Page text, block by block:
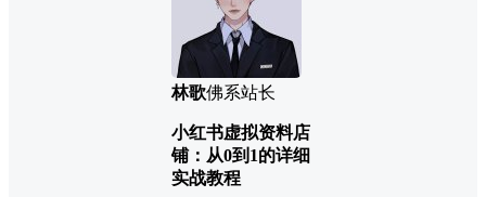
林歌佛系站长
小红书虚拟资料店
铺：从0到1的详细
实战教程